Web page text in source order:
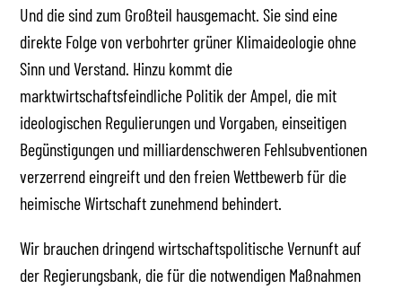
Und die sind zum Großteil hausgemacht. Sie sind eine
direkte Folge von verbohrter grüner Klimaideologie ohne
Sinn und Verstand. Hinzu kommt die
marktwirtschaftsfeindliche Politik der Ampel, die mit
ideologischen Regulierungen und Vorgaben, einseitigen
Begünstigungen und milliardenschweren Fehlsubventionen
verzerrend eingreift und den freien Wettbewerb für die
heimische Wirtschaft zunehmend behindert.
Wir brauchen dringend wirtschaftspolitische Vernunft auf
der Regierungsbank, die für die notwendigen Maßnahmen